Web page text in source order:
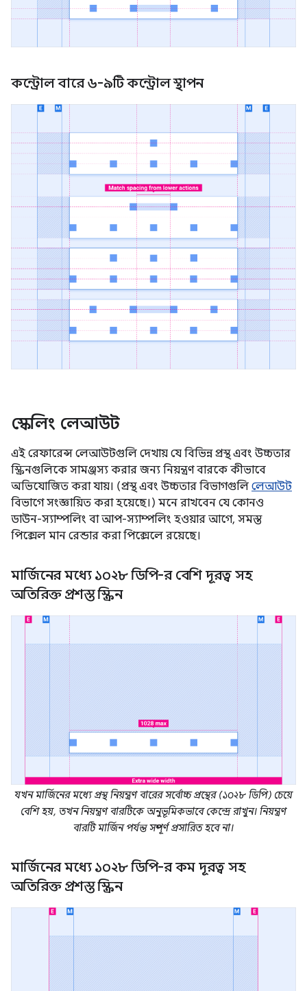
কন্ট্রোল বারে ৬-৯টি কন্ট্রোল স্থাপন
স্কেলিং লেআউট
এই রেফারেন্স লেআউটগুলি দেখায় যে বিভিন্ন প্রস্থ এবং উচ্চতার
স্ক্রিনগুলিকে সামঞ্জস্য করার জন্য নিয়ন্ত্রণ বারকে কীভাবে
অভিযোজিত করা যায়। (প্রস্থ এবং উচ্চতার বিভাগগুলি লেআউট
বিভাগে সংজ্ঞায়িত করা হয়েছে।) মনে রাখবেন যে কোনও
ডাউন-স্যাম্পলিং বা আপ-স্যাম্পলিং হওয়ার আগে, সমস্ত
পিক্সেল মান রেন্ডার করা পিক্সেলে রয়েছে।
মার্জিনের মধ্যে ১০২৮ ডিপি-র বেশি দূরত্ব সহ
অতিরিক্ত প্রশস্ত স্ক্রিন
যখন মার্জিনের মধ্যে প্রস্থ নিয়ন্ত্রণ বারের সর্বোচ্চ প্রস্থের (১০২৮ ডিপি) চেয়ে
বেশি হয়, তখন নিয়ন্ত্রণ বারটিকে অনুভূমিকভাবে কেন্দ্রে রাখুন। নিয়ন্ত্রণ
বারটি মার্জিন পর্যন্ত সম্পূর্ণ প্রসারিত হবে না।
মার্জিনের মধ্যে ১০২৮ ডিপি-র কম দূরত্ব সহ
অতিরিক্ত প্রশস্ত স্ক্রিন